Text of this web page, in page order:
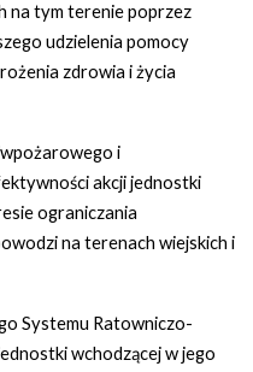
na tym terenie poprzez
udzielenia pomocy
zdrowia i życia
i
akcji jednostki
ograniczania
na terenach wiejskich i
Systemu Ratowniczo-
wchodzącej w jego